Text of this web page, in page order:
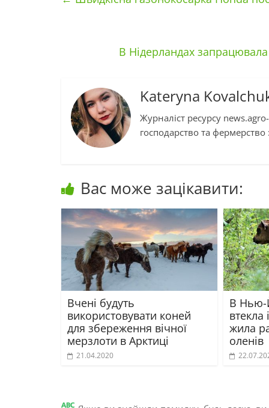
В Нідерландах
Kateryna
Журналіст ресурсу
господарство та фермерство
Вас може зацікавити:
Вчені будуть
використовувати коней
для збереження вічної
мерзлоти в Арктиці
21.04.2020
В Нью-
втекла
жила
оленів